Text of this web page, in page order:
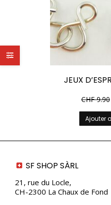
JEUX
CHF9.90
Ajouter
SF SHOP SÀRL
21, rue du Locle,
CH-2300 La Chaux de Fond